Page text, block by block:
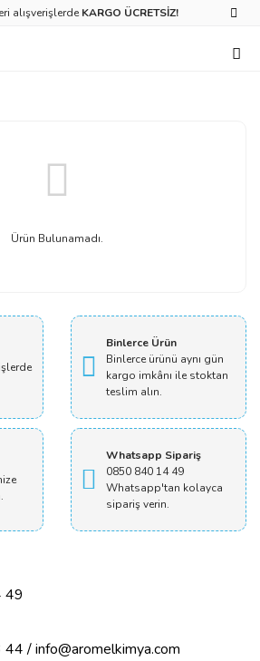
alışverişlerde KARGO ÜCRETSİZ!
Ürün Bulunamadı.
Binlerce Ürün
Binlerce ürünü aynı gün
kargo imkânı ile stoktan
teslim alın.
Whatsapp Sipariş
0850 840 14 49
Whatsapp'tan kolayca
sipariş verin.
49
/ info@aromelkimya.com